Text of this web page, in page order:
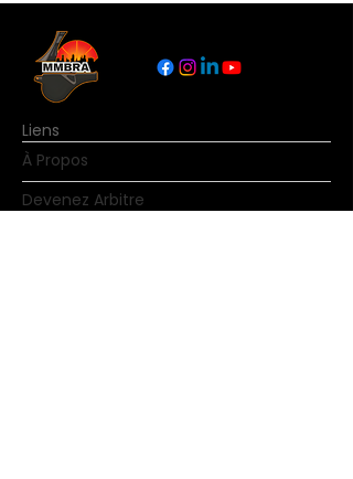
Liens
À Propos
Devenez Arbitre